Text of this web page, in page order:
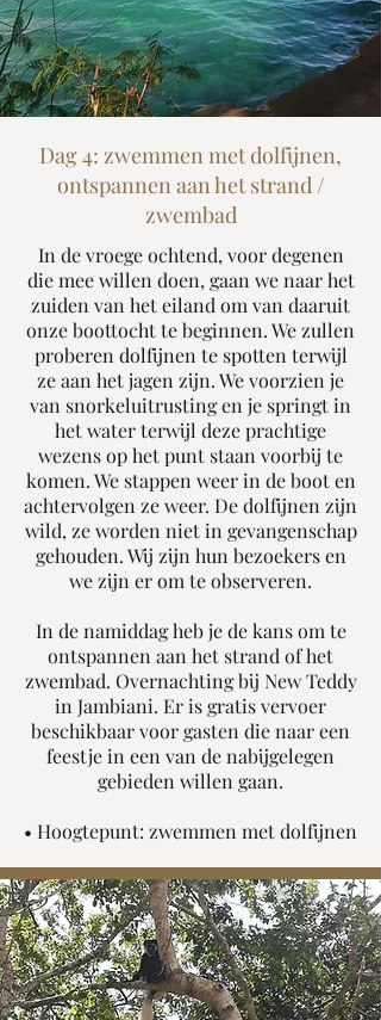
Dag 4: zwemmen met dolfijnen,
ontspannen aan het strand /
zwembad
In de vroege ochtend, voor degenen
die mee willen doen, gaan we naar het
zuiden van het eiland om van daaruit
onze boottocht te beginnen. We zullen
proberen dolfijnen te spotten terwijl
ze aan het jagen zijn. We voorzien je
van snorkeluitrusting en je springt in
het water terwijl deze prachtige
wezens op het punt staan voorbij te
komen. We stappen weer in de boot en
achtervolgen ze weer. De dolfijnen zijn
wild, ze worden niet in gevangenschap
gehouden. Wij zijn hun bezoekers en
we zijn er om te observeren.
In de namiddag heb je de kans om te
ontspannen aan het strand of het
zwembad. Overnachting bij New Teddy
in Jambiani. Er is gratis vervoer
beschikbaar voor gasten die naar een
feestje in een van de nabijgelegen
gebieden willen gaan.
• Hoogtepunt: zwemmen met dolfijnen